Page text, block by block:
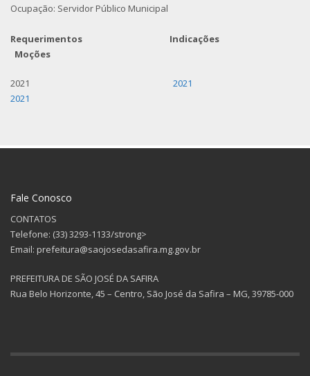
Ocupação: Servidor Público Municipal
Requerimentos Indicações
Moções
2021 2021
2021
Fale Conosco
CONTATOS
Telefone: (33) 3293-1133/strong>
Email: prefeitura@saojosedasafira.mg.gov.br
PREFEITURA DE SÃO JOSÉ DA SAFIRA
Rua Belo Horizonte, 45 – Centro, São José da Safira – MG, 39785-000